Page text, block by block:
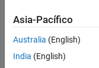
Asia-Pacífico
Australia (English)
India (English)